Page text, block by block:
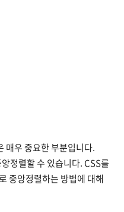
매우 중요한 부분입니다.
정렬할 수 있습니다. CSS를
중앙정렬하는 방법에 대해